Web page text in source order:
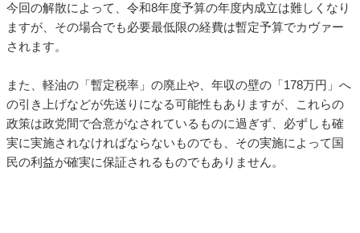
今回の解散によって、令和8年度予算の年度内成立は難しくなり
ますが、その場合でも必要最低限の経費は暫定予算でカヴァー
されます。
また、軽油の「暫定税率」の廃止や、年収の壁の「178万円」へ
の引き上げなどが先送りになる可能性もありますが、これらの
政策は政党間で合意がなされているものに過ぎず、必ずしも確
実に実施されなければならないものでも、その実施によって国
民の利益が確実に保証されるものでもありません。